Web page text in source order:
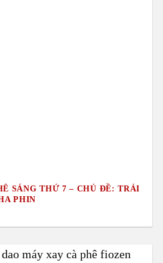
SÁNG THỨ 7 – CHỦ ĐỀ: TRẢI
PHIN